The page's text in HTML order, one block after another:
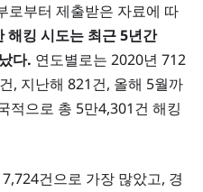
로부터 제출받은 자료에 따
해킹 시도는 최근 5년간
다. 연도별로는 2020년 712
, 지난해 821건, 올해 5월까
적으로 총 5만4,301건 해킹
건으로 가장 많았고, 경